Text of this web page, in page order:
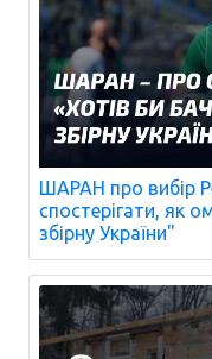
ШАРАН про вибір
спостерігати, як
збірну України"